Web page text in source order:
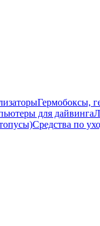
Гермобоксы,
для дайвинга
Средства по